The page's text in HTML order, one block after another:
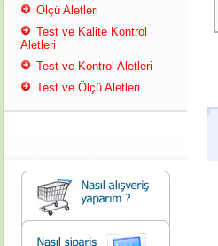
Ölçü Aletleri
Test ve Kalite Kontrol
Aletleri
Test ve Kontrol Aletleri
Test ve Ölçü Aletleri